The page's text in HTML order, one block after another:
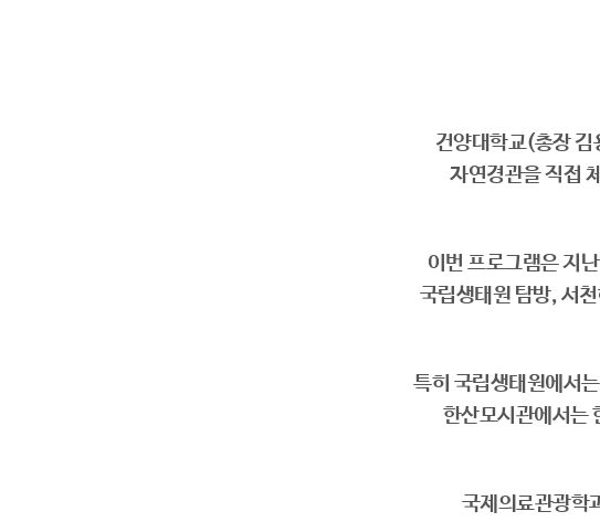
건양대학교(총장 김
자연경관을 직접
이번 프로그램은 지
국립생태원 탐방, 서
특히 국립생태원에서
한산모시관에서는
국제의료관광학